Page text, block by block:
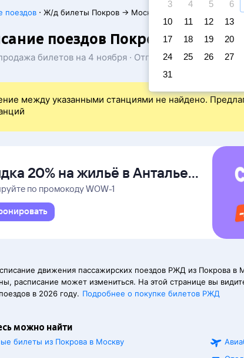
3
4 5 6
10
11 12 13
17
18 19 20
24
25 26 27
31
поездов · Ж/д билеты Покров → Москва
поездов Покров —
билетов на 4 ноября · Отправление и
между указанными станциями не найдено.
20% на жильё в Анталье
по промокоду WOW-1
движения пассажирских поездов РЖД из Покрова в
расписание может измениться. На этой странице вы
в 2026 году. Подробнее о покупке билетов РЖД
можно найти
билеты из Покрова в Москву